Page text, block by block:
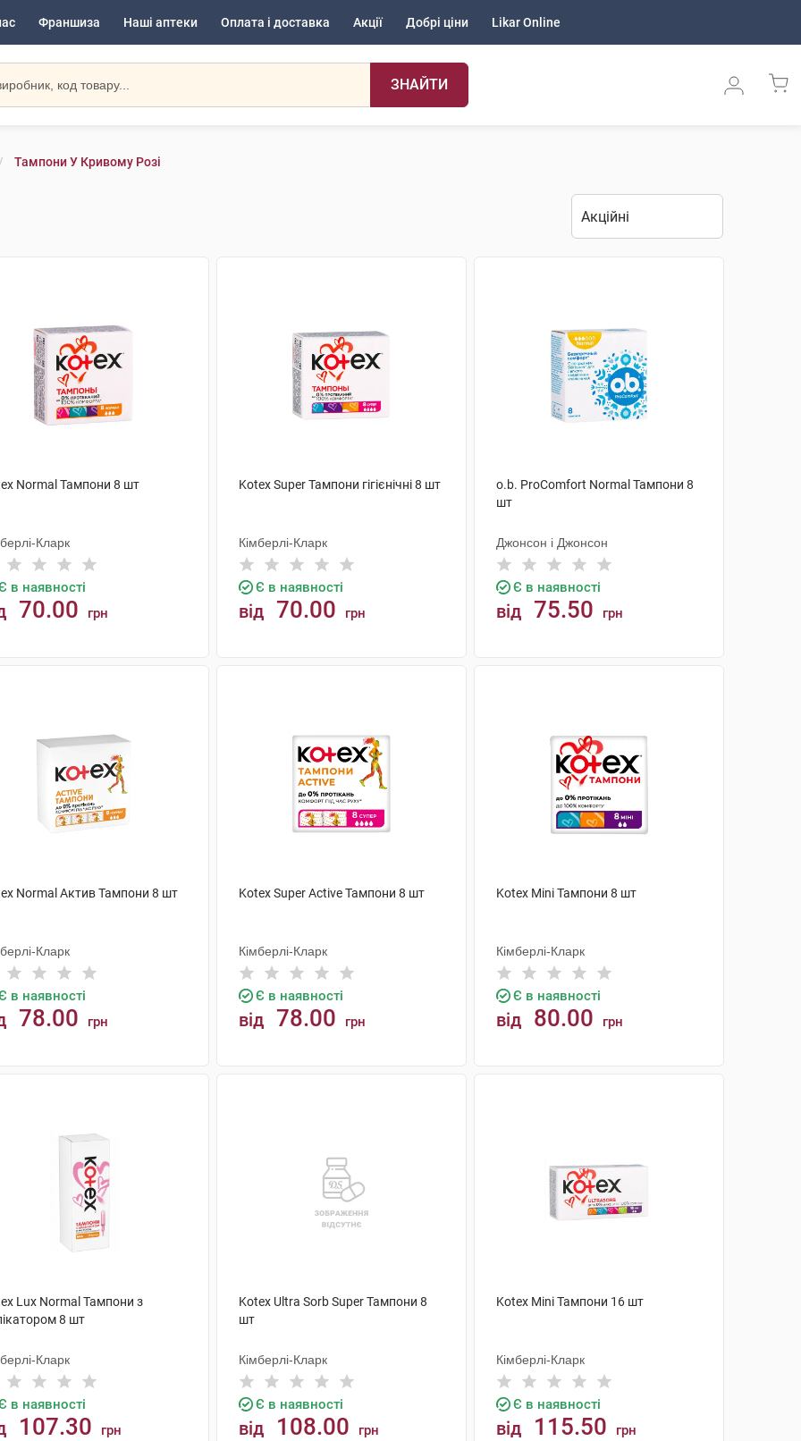
Франшиза Наші аптеки Оплата і доставка Акції Добрі ціни Likar Online
ЗНАЙТИ
Тампони У Кривому Розі
Normal Тампони 8 шт
Кларк
в наявності
70.00 грн
Kotex Super Тампони гігієнічні 8 шт
Кімберлі-Кларк
Є в наявності
від 70.00 грн
o.b. ProComfort Normal Тампони 8
шт
Джонсон і Джонсон
Є в наявності
від 75.50 грн
Normal Актив Тампони 8 шт
Кларк
в наявності
78.00 грн
Kotex Super Active Тампони 8 шт
Кімберлі-Кларк
Є в наявності
від 78.00 грн
Kotex Mini Тампони 8 шт
Кімберлі-Кларк
Є в наявності
від 80.00 грн
Lux Normal Тампони з
8 шт
Кларк
в наявності
107.30 грн
Kotex Ultra Sorb Super Тампони 8
шт
Кімберлі-Кларк
Є в наявності
від 108.00 грн
Kotex Mini Тампони 16 шт
Кімберлі-Кларк
Є в наявності
від 115.50 грн